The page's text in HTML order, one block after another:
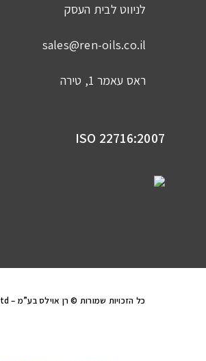
לניווט לבית העסק
sales@ren-oils.co.il
ראס עאמר 1, טירה
ISO 22716:2007
כל הזכויות שמורות © רן אוילס בע”מ – Ren Oils Ltd